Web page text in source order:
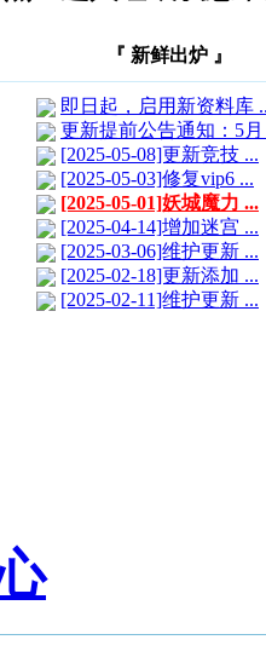
『 新鲜出炉 』
即日起，启用新资料库
更新提前公告通知：5月
[2025-05-08]更新竞技 ...
[2025-05-03]修复vip6 ...
[2025-05-01]妖城魔力 ...
[2025-04-14]增加迷宫 ...
[2025-03-06]维护更新 ...
[2025-02-18]更新添加 ...
[2025-02-11]维护更新 ...